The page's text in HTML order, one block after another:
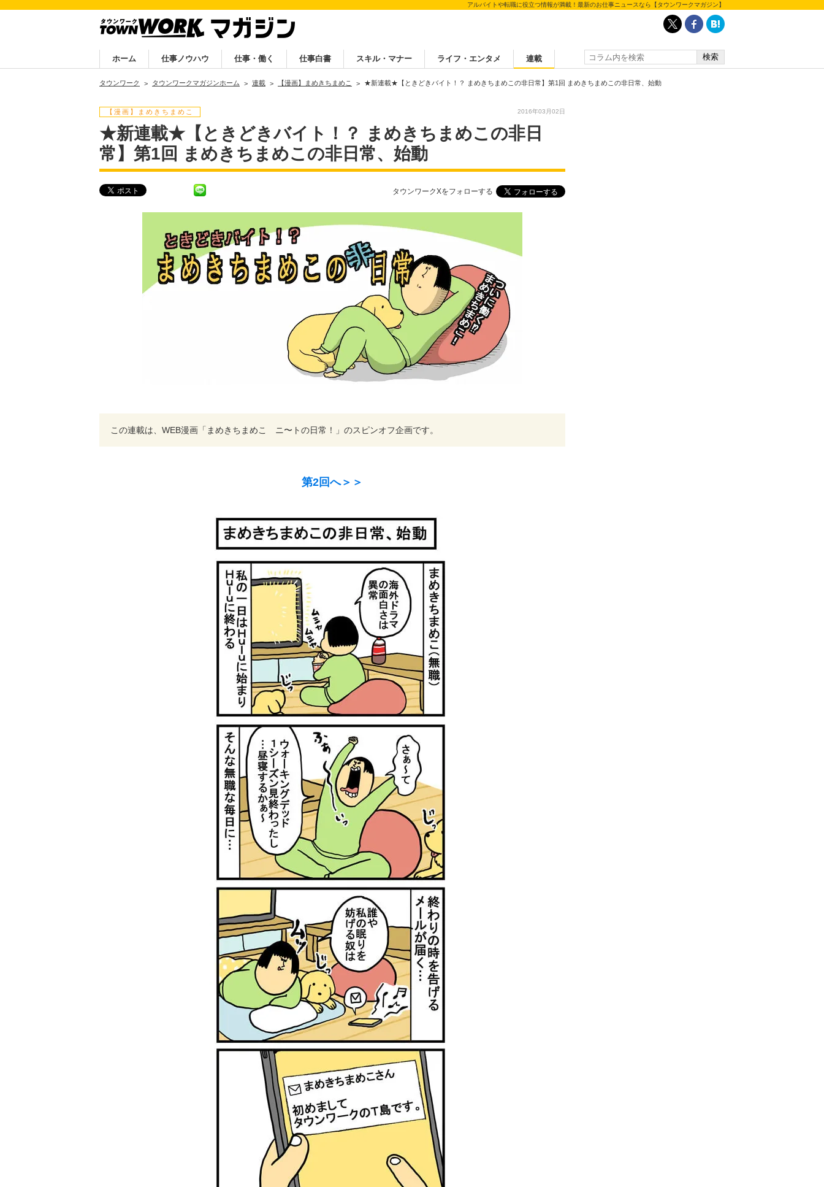
アルバイトや転職に役立つ情報が満載！最新のお仕事ニュースなら【タウンワークマガジン】
ホーム 仕事ノウハウ 仕事・働く 仕事白書 スキル・マナー ライフ・エンタメ 連載
タウンワーク タウンワークマガジンホーム 連載 【漫画】まめきちまめこ ★新連載★【ときどきバイト！？ まめきちまめこの非日常】第1回 まめきちまめこの非日常、始動
【漫画】まめきちまめこ 2016年03月02日
★新連載★【ときどきバイト！？ まめきちまめこの非日
常】第1回 まめきちまめこの非日常、始動
タウンワークXをフォローする
この連載は、WEB漫画「まめきちまめこ ニ〜トの日常！」のスピンオフ企画です。
第2回へ＞＞